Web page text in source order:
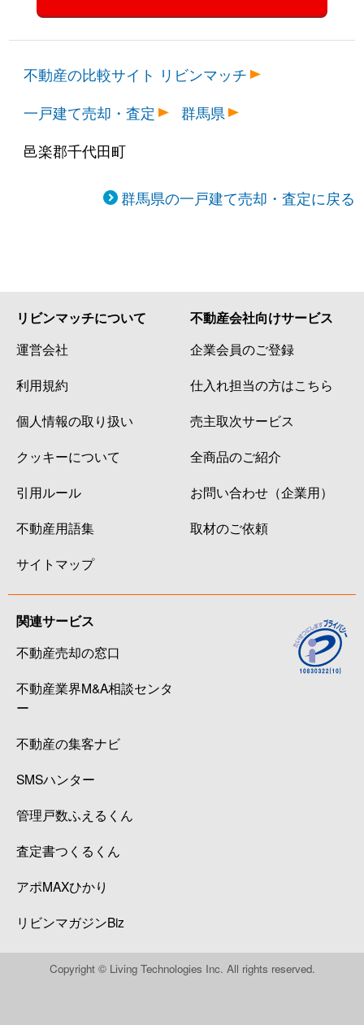
不動産の比較サイト リビンマッチ
一戸建て売却・査定
群馬県
邑楽郡千代田町
群馬県の一戸建て売却・査定に戻る
リビンマッチについて
運営会社
利用規約
個人情報の取り扱い
クッキーについて
引用ルール
不動産用語集
サイトマップ
不動産会社向けサービス
企業会員のご登録
仕入れ担当の方はこちら
売主取次サービス
全商品のご紹介
お問い合わせ（企業用）
取材のご依頼
関連サービス
不動産売却の窓口
不動産業界M&A相談センタ
ー
不動産の集客ナビ
SMSハンター
管理戸数ふえるくん
査定書つくるくん
アポMAXひかり
リビンマガジンBiz
Copyright © Living Technologies Inc. All rights reserved.